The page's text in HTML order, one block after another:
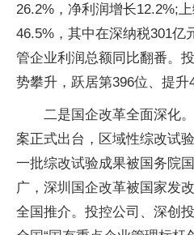
26.2%，净利润增长12.2%;
46.5%，其中在深纳税301亿
管企业利润总额同比翻番。
势攀升，跃居第396位、提升
二是国企改革全面深化
案正式出台，区域性综改试
一批综改试验成果被国务院
广，深圳国企改革被国家发
全国推介。投控公司、深创